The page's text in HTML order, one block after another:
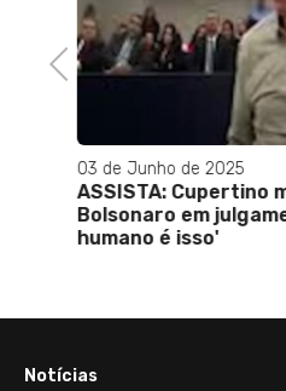
Previous
01 de Setembro de
Saiba quais são
julgar Bolsonaro
Notícias